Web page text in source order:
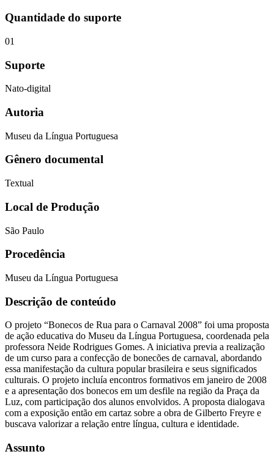
Quantidade do suporte
01
Suporte
Nato-digital
Autoria
Museu da Língua Portuguesa
Gênero documental
Textual
Local de Produção
São Paulo
Procedência
Museu da Língua Portuguesa
Descrição de conteúdo
O projeto “Bonecos de Rua para o Carnaval 2008” foi uma proposta
de ação educativa do Museu da Língua Portuguesa, coordenada pela
professora Neide Rodrigues Gomes. A iniciativa previa a realização
de um curso para a confecção de bonecões de carnaval, abordando
essa manifestação da cultura popular brasileira e seus significados
culturais. O projeto incluía encontros formativos em janeiro de 2008
e a apresentação dos bonecos em um desfile na região da Praça da
Luz, com participação dos alunos envolvidos. A proposta dialogava
com a exposição então em cartaz sobre a obra de Gilberto Freyre e
buscava valorizar a relação entre língua, cultura e identidade.
Assunto